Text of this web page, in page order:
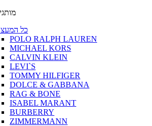
כל
POLO RALPH LAUREN
MICHAEL KORS
CALVIN KLEIN
LEVI`S
TOMMY HILFIGER
DOLCE & GABBANA
RAG & BONE
ISABEL MARANT
BURBERRY
ZIMMERMANN